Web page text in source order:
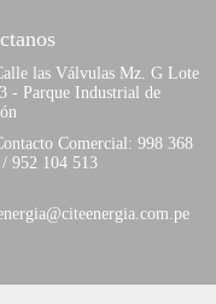
las Válvulas Mz. G Lote
- Parque Industrial de
Comercial: 998 368
952 104 513